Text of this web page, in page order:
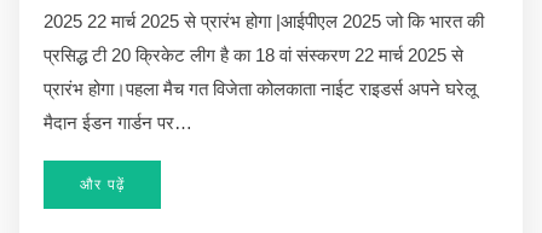
2025 22 मार्च 2025 से प्रारंभ होगा |आईपीएल 2025 जो कि भारत की
प्रसिद्ध टी 20 क्रिकेट लीग है का 18 वां संस्करण 22 मार्च 2025 से
प्रारंभ होगा।पहला मैच गत विजेता कोलकाता नाईट राइडर्स अपने घरेलू
मैदान ईडन गार्डन पर…
और पढ़ें